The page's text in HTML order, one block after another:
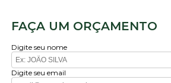
FAÇA UM ORÇAMENTO
Digite seu nome
Digite seu email